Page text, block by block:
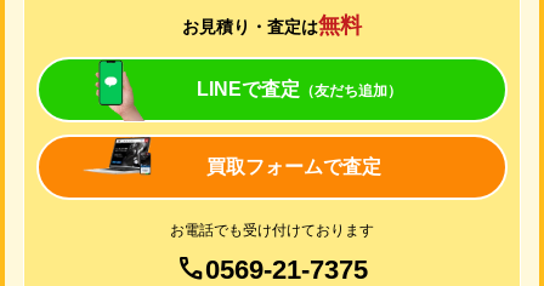
お見積り・査定は無料
LINEで査定 （友だち追加）
買取フォームで査定
お電話でも受け付けております
0569-21-7375